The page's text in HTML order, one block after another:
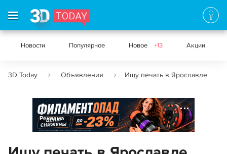
Новости Популярное Новое +13 Акции
3D Today Объявления Ищу печать в Ярославле
Реклама